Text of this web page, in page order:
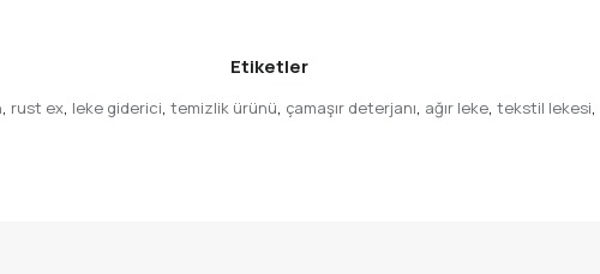
Etiketler
, rust ex, leke giderici, temizlik ürünü, çamaşır deterjanı, ağır leke, tekstil lekesi,